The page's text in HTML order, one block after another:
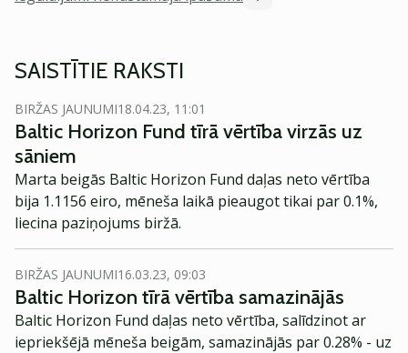
SAISTĪTIE RAKSTI
BIRŽAS JAUNUMI18.04.23, 11:01
Baltic Horizon Fund tīrā vērtība virzās uz
sāniem
Marta beigās Baltic Horizon Fund daļas neto vērtība
bija 1.1156 eiro, mēneša laikā pieaugot tikai par 0.1%,
liecina paziņojums biržā.
BIRŽAS JAUNUMI16.03.23, 09:03
Baltic Horizon tīrā vērtība samazinājās
Baltic Horizon Fund daļas neto vērtība, salīdzinot ar
iepriekšējā mēneša beigām, samazinājās par 0.28% - uz